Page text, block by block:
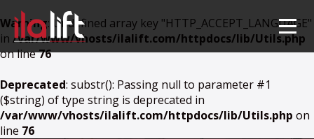
Warning: Undefined array key "HTTP_ACCEPT_LANGUAGE"
in /var/www/vhosts/ilalift.com/httpdocs/lib/Utils.php
on line76
Deprecated: substr(): Passing null to parameter #1
($string) of type string is deprecated in
/var/www/vhosts/ilalift.com/httpdocs/lib/Utils.php on
line 76